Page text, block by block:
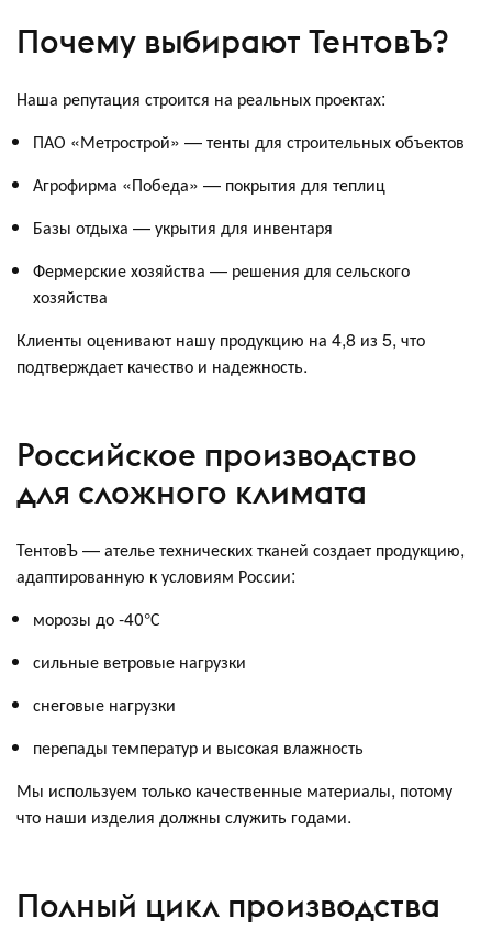
Почему выбирают ТентовЪ?
Наша репутация строится на реальных проектах:
ПАО «Метрострой» — тенты для строительных объектов
Агрофирма «Победа» — покрытия для теплиц
Базы отдыха — укрытия для инвентаря
Фермерские хозяйства — решения для сельского
хозяйства
Клиенты оценивают нашу продукцию на 4,8 из 5, что
подтверждает качество и надежность.
Российское производство
для сложного климата
ТентовЪ — ателье технических тканей создает продукцию,
адаптированную к условиям России:
морозы до -40°С
сильные ветровые нагрузки
снеговые нагрузки
перепады температур и высокая влажность
Мы используем только качественные материалы, потому
что наши изделия должны служить годами.
Полный цикл производства